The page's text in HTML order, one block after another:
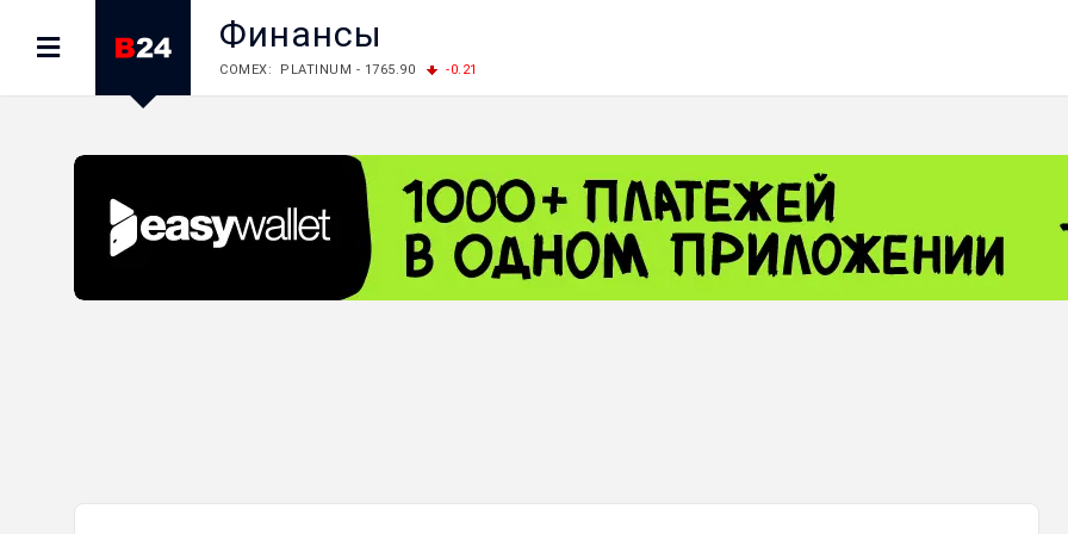
Финансы
LME: ALUMINIUM - 3184.00 -0.27
LME: NICKEL - 17249.00
+0.09 TIN - 55268.00
+2.50
FOREX: EUR/USD - 1.1548
STOCKS RUS: RTSI - 895.93
+1.68
STOCKS US: DOW JONES - 54349.12
+0.49 NASDAQ - 26363.44
-0.83
STOCKS US: S&P 500 - 7723.55
-0.17
STOCKS JAPAN: NIKKEI - 65683.26
-0.93 TOPIX - 4055.85
STOCKS CHINA: HANG SENG - 25530.28
-1.49 SSEC - 3900.35